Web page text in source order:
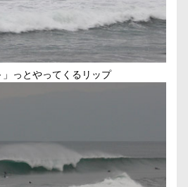
っとやってくるリップ